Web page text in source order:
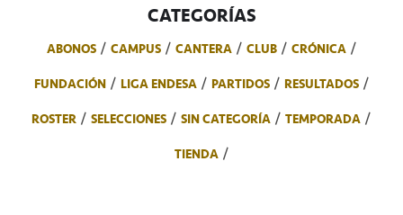
CATEGORÍAS
ABONOS CAMPUS CANTERA CLUB
CRÓNICA
FUNDACIÓN
LIGA ENDESA PARTIDOS
RESULTADOS
ROSTER
SELECCIONES SIN CATEGORÍA
TEMPORADA
TIENDA